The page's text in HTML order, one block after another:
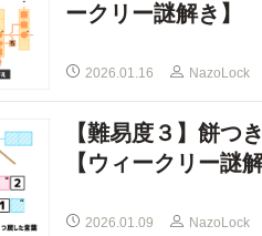
ークリー謎解き】
2026.01.16 NazoLock
【難易度３】餅つ
【ウィークリー謎解
2026.01.09 NazoLock